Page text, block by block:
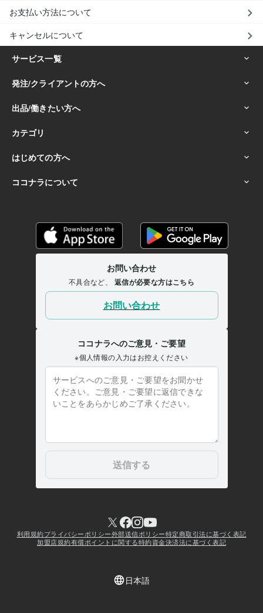
お支払い方法について
キャンセルについて